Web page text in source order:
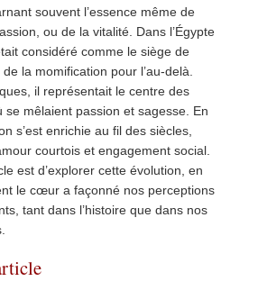
souvent l’essence même de
ou de la vitalité. Dans l’Égypte
considéré comme le siège de
la momification pour l’au-delà.
il représentait le centre des
se mêlaient passion et sagesse. En
s’est enrichie au fil des siècles,
courtois et engagement social.
est d’explorer cette évolution, en
le cœur a façonné nos perceptions
tant dans l’histoire que dans nos